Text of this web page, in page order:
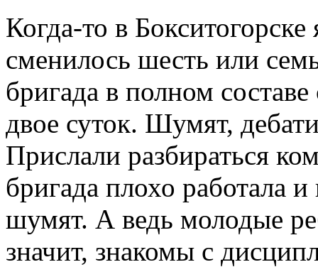
Когда-то в
сменилось шесть или
бригада в полном
двое суток. Шумят,
Прислали разбираться
бригада плохо работала
шумят. А ведь молодые
значит, знакомы с